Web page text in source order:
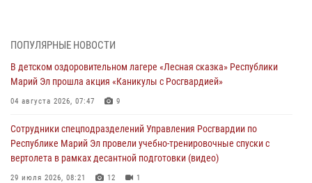
Всероссийском семинаре в Нижнем Новгороде (видео)
07 августа 2026, 06:25 8 1
Команда «Росгвардия» принимает участие в военно-спортивном
07 августа 2026, 05:43 10
Представитель вневедомственной охраны Управления Росгвардии
по Республике Марий Эл принял участие в учебно-методическом
ПОПУЛЯРНЫЕ НОВОСТИ
В детском оздоровительном лагере «Лесная сказка» Республики
Марий Эл прошла акция «Каникулы с Росгвардией»
04 августа 2026, 07:47 9
Сотрудники спецподразделений Управления Росгвардии по
Республике Марий Эл провели учебно-тренировочные спуски с
вертолета в рамках десантной подготовки (видео)
29 июля 2026, 08:21 12 1